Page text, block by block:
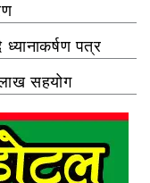
पत्र
सहयोग